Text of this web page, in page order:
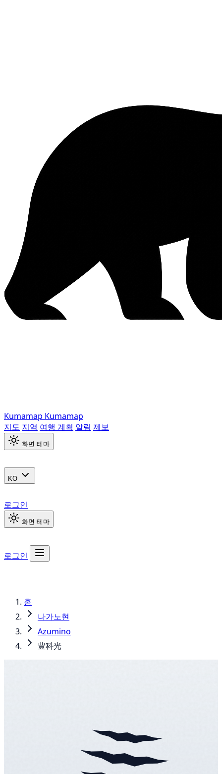
Kumamap Kumamap
지도 지역 여행 계획 알림 제보
화면 테마
KO
로그인
화면 테마
로그인
홈
나가노현
Azumino
豊科光